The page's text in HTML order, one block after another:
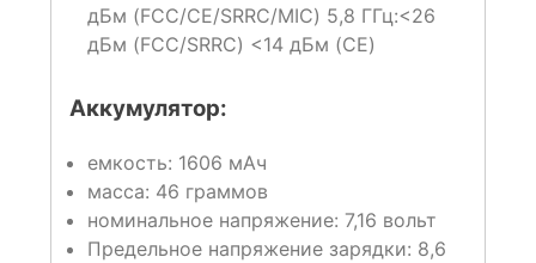
дБм (FCC/CE/SRRC/MIC) 5,8 ГГц:<26
дБм (FCC/SRRC) <14 дБм (CE)
Аккумулятор:
емкость: 1606 мАч
масса: 46 граммов
номинальное напряжение: 7,16 вольт
Предельное напряжение зарядки: 8,6